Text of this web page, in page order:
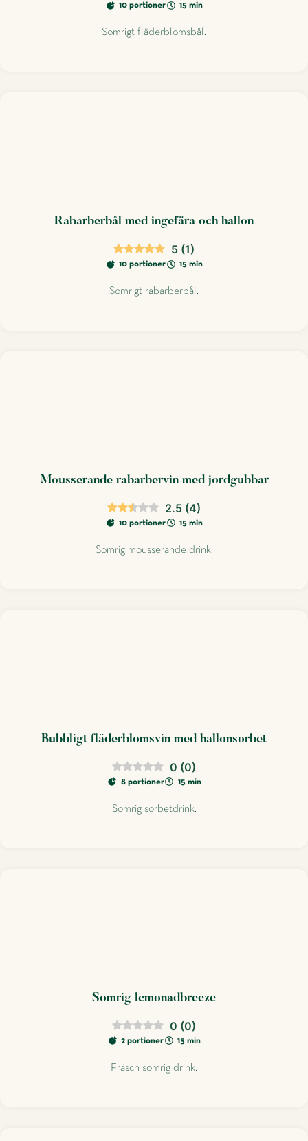
10 portioner 15 min
Somrigt fläderblomsbål.
Rabarberbål med ingefära och hallon
5 (1)
10 portioner 15 min
Somrigt rabarberbål.
Mousserande rabarbervin med jordgubbar
2.5 (4)
10 portioner 15 min
Somrig mousserande drink.
Bubbligt fläderblomsvin med hallonsorbet
0 (0)
8 portioner 15 min
Somrig sorbetdrink.
Somrig lemonadbreeze
0 (0)
2 portioner 15 min
Fräsch somrig drink.